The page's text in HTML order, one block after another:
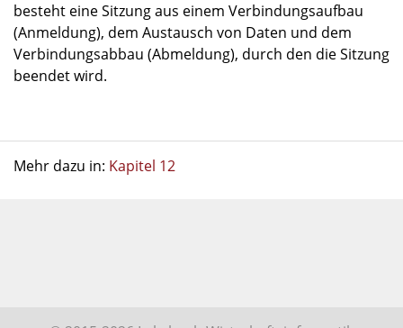
besteht eine Sitzung aus einem Verbindungsaufbau
(Anmeldung), dem Austausch von Daten und dem
Verbindungsabbau (Abmeldung), durch den die Sitzung
beendet wird.
Mehr dazu in: Kapitel 12